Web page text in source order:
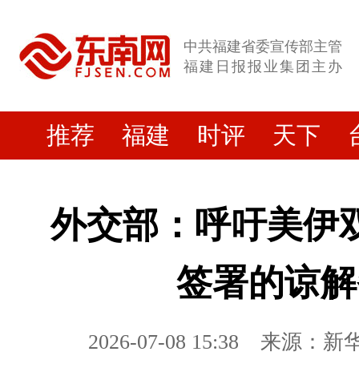
中共福建省委宣传部主管
福建日报报业集团主办
推荐 福建 时评 天下
外交部：呼吁美伊
签署的谅
2026-07-08 15:38 来源：新